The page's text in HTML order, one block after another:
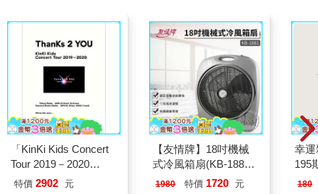
眼鏡。二哥居然是我十分鐘前，在巷口便利商店等快煮咖啡時，
看到櫃檯前一個身形挺拔如英國紳士，眼睛細長如F4的吳建豪，
臉蛋卻像是比利時著名漫畫《丁丁奇遇記》的男主角丁丁。
我當時還在想，這氣質在櫃檯前與一堆排隊結帳的人比較起來，
這一定是一個外地人，但萬萬沒想到，現在卻坐在我面前，而且
是皓子的二哥「阿人」。
「你們覺得，外表重要嗎？」
他們三兄弟互看了彼此，我才意識到我根本就是腦筋燒壞，我居
然說出了這樣的開場白，但真的因為他們三個人坐在我面前，太
像我正在為自己的新戲找男主角的試鏡現場，而且三個人實在都
「KinKi Kids Concert
Tour 2019－2020
ThanKs 2 YOU」Blu
特價 2902 元
【友情牌】18吋機械
式冷風箱扇(KB-1881
按鍵在上方)
1980 特價 1720 元
幸運
195
180